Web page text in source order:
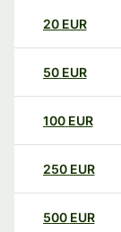
20 EUR
50 EUR
100 EUR
250 EUR
500 EUR